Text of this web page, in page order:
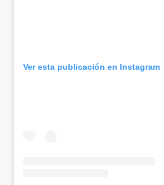
Ver esta publicación en Instagram